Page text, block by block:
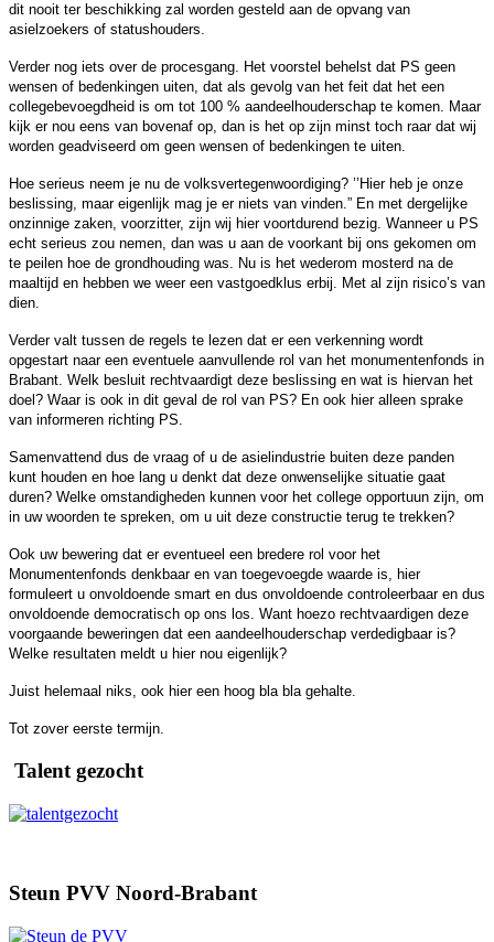
dit nooit ter beschikking zal worden gesteld aan de opvang van
asielzoekers of statushouders.
Verder nog iets over de procesgang. Het voorstel behelst dat PS geen
wensen of bedenkingen uiten, dat als gevolg van het feit dat het een
collegebevoegdheid is om tot 100 % aandeelhouderschap te komen. Maar
kijk er nou eens van bovenaf op, dan is het op zijn minst toch raar dat wij
worden geadviseerd om geen wensen of bedenkingen te uiten.
Hoe serieus neem je nu de volksvertegenwoordiging? ’’Hier heb je onze
beslissing, maar eigenlijk mag je er niets van vinden.” En met dergelijke
onzinnige zaken, voorzitter, zijn wij hier voortdurend bezig. Wanneer u PS
echt serieus zou nemen, dan was u aan de voorkant bij ons gekomen om
te peilen hoe de grondhouding was. Nu is het wederom mosterd na de
maaltijd en hebben we weer een vastgoedklus erbij. Met al zijn risico’s van
dien.
Verder valt tussen de regels te lezen dat er een verkenning wordt
opgestart naar een eventuele aanvullende rol van het monumentenfonds in
Brabant. Welk besluit rechtvaardigt deze beslissing en wat is hiervan het
doel? Waar is ook in dit geval de rol van PS? En ook hier alleen sprake
van informeren richting PS.
Samenvattend dus de vraag of u de asielindustrie buiten deze panden
kunt houden en hoe lang u denkt dat deze onwenselijke situatie gaat
duren? Welke omstandigheden kunnen voor het college opportuun zijn, om
in uw woorden te spreken, om u uit deze constructie terug te trekken?
Ook uw bewering dat er eventueel een bredere rol voor het
Monumentenfonds denkbaar en van toegevoegde waarde is, hier
formuleert u onvoldoende smart en dus onvoldoende controleerbaar en dus
onvoldoende democratisch op ons los. Want hoezo rechtvaardigen deze
voorgaande beweringen dat een aandeelhouderschap verdedigbaar is?
Welke resultaten meldt u hier nou eigenlijk?
Juist helemaal niks, ook hier een hoog bla bla gehalte.
Tot zover eerste termijn.
Talent gezocht
Steun PVV Noord-Brabant